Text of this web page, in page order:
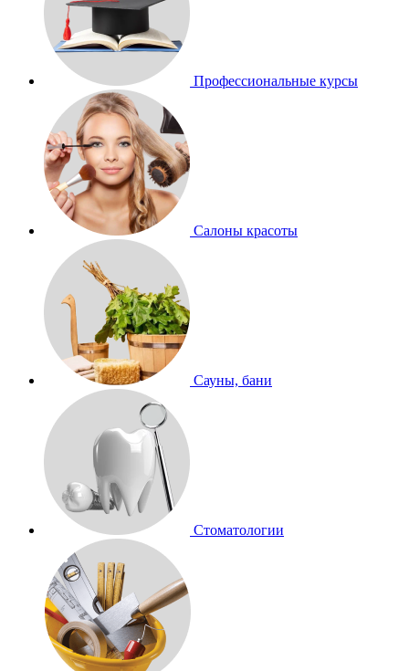
Профессиональные курсы
Салоны красоты
Сауны, бани
Стоматологии